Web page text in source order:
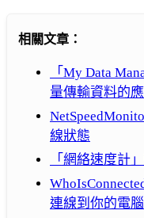
相關文章：
「My Data
量傳輸資料的
線狀態
「網絡速度計
連線到你的電腦